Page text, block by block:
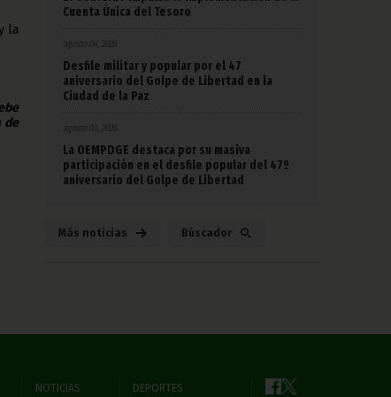
la
de
Cuenta Única del Tesoro
agosto 04, 2026
Desfile militar y popular por el 47
aniversario del Golpe de Libertad en la
Ciudad de la Paz
agosto 03, 2026
La OEMPDGE destaca por su masiva
participación en el desfile popular del 47º
aniversario del Golpe de Libertad
Más noticias Búscador
NOTICIAS DEPORTES